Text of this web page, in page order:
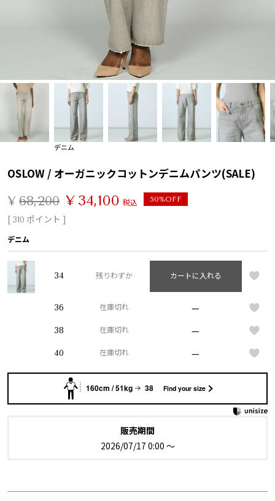
デニム
OSLOW / オーガニックコットンデニムパンツ(SALE)
¥ 68,200 ¥ 34,100 税込 50%OFF
[ 310 ポイント ]
デニム
34 残りわずか カートに入れる
36 在庫切れ —
38 在庫切れ —
40 在庫切れ —
160cm / 51kg 38 Find your size
販売期間
2026/07/17 0:00 〜